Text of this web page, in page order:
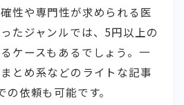
性や専門性が求められる医
たジャンルでは、5円以上の
ケースもあるでしょう。一
とめ系などのライトな記事
依頼も可能です。